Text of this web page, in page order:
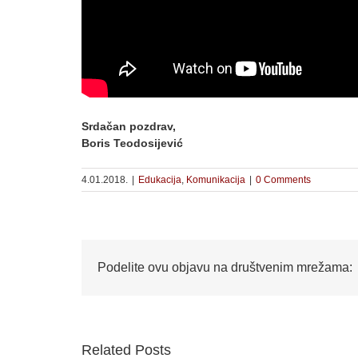
Srdačan pozdrav,
Boris Teodosijević
4.01.2018. Edukacija, Komunikacija 0 Comments
Podelite ovu objavu na društvenim mrežama:
Related Posts